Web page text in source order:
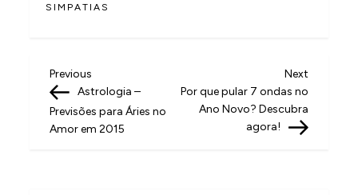
SIMPATIAS
N
a
v
Previous
Post
Previous
Astrologia –
Previsões para Áries no
Amor em 2015
Next
Post
Next
Por que pular 7 ondas no
Ano Novo? Descubra
agora!